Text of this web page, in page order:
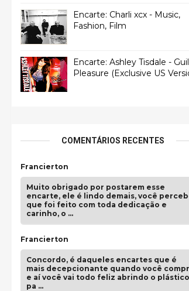
Encarte: Charli xcx - Music,
Fashion, Film
Encarte: Ashley Tisdale -
Pleasure (Exclusive US
COMENTÁRIOS RECENTES
Francierton
Muito obrigado por postarem esse
encarte, ele é lindo demais, você
que foi feito com toda dedicação e
carinho, o …
Francierton
Concordo, é daqueles encartes que é
mais decepcionante quando você
e aí você vai todo feliz abrindo o plástico
pa …